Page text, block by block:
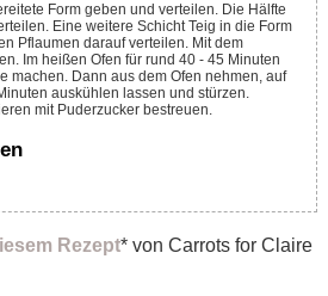
Form geben und verteilen. Die Hälfte
Eine weitere Schicht Teig in die Form
Pflaumen darauf verteilen. Mit dem
Im heißen Ofen für rund 40 - 45 Minuten
machen. Dann aus dem Ofen nehmen, auf
auskühlen lassen und stürzen.
mit Puderzucker bestreuen.
Rezept* von Carrots for Claire